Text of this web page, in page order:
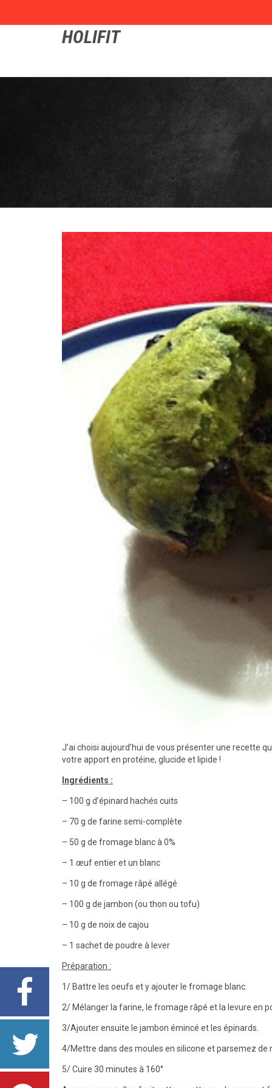
HOLIFIT
J’ai choisi aujourd’hui de vous présenter une recette
votre apport en protéine, glucide et lipide !
Ingrédients :
– 100 g d’épinard hachés cuits
– 70 g de farine semi-complète
– 50 g de fromage blanc à 0%
– 1 œuf entier et un blanc
– 10 g de fromage râpé allégé
– 100 g de jambon (ou thon ou tofu)
– 10 g de noix de cajou
– 1 sachet de poudre à lever
Préparation :
1/ Battre les oeufs et y ajouter le fromage blanc.
2/ Mélanger la farine, le fromage râpé et la levure en
3/Ajouter ensuite le jambon émincé et les épinards.
4/Mettre dans des moules en silicone et parsemez de
5/ Cuire 30 minutes à 160°